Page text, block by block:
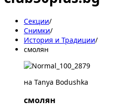
Секции/
Снимки/
История и Традиции/
смолян
на Tanya Bodushka
смолян